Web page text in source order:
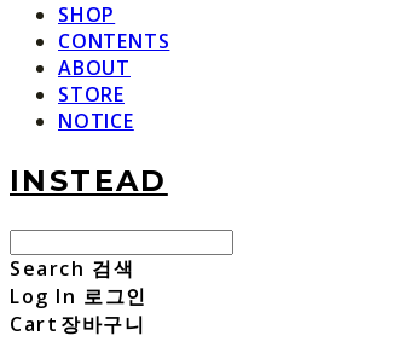
SHOP
CONTENTS
ABOUT
STORE
NOTICE
INSTEAD
Search 검색
Log In 로그인
Cart 장바구니